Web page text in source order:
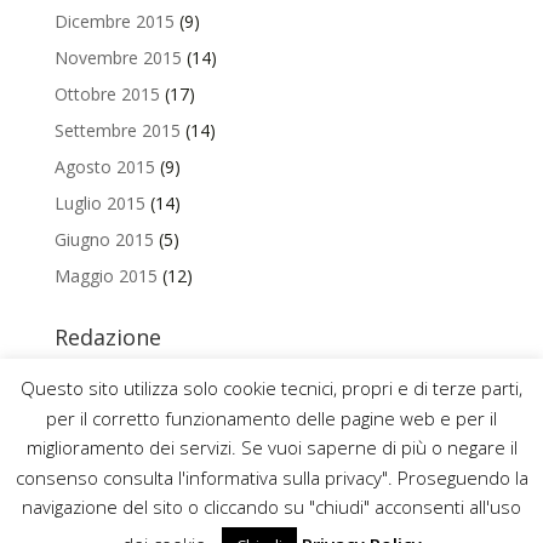
Dicembre 2015 (9)
Novembre 2015 (14)
Ottobre 2015 (17)
Settembre 2015 (14)
Agosto 2015 (9)
Luglio 2015 (14)
Giugno 2015 (5)
Maggio 2015 (12)
Redazione
uniamo@uniurb.it
2016 ©UNIVERSITÀ DEGLI STUDI DI URBINO CARLO BO
Questo sito utilizza solo cookie tecnici, propri e di terze parti,
per il corretto funzionamento delle pagine web e per il
miglioramento dei servizi. Se vuoi saperne di più o negare il
consenso consulta l'informativa sulla privacy". Proseguendo la
navigazione del sito o cliccando su "chiudi" acconsenti all'uso